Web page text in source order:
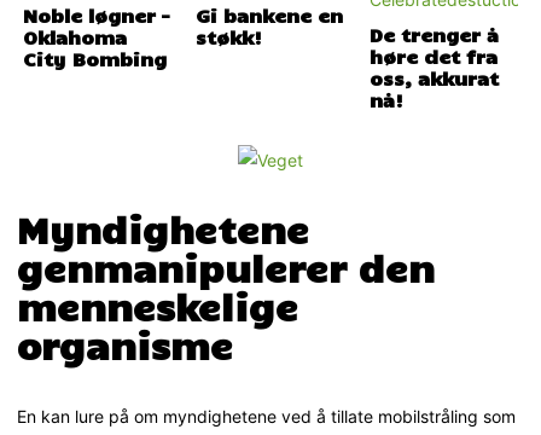
Noble løgner –
Oklahoma
City Bombing
Gi bankene en
støkk!
De trenger å
høre det fra
oss, akkurat
nå!
Myndighetene
genmanipulerer den
menneskelige
organisme
En kan lure på om myndighetene ved å tillate mobilstråling som